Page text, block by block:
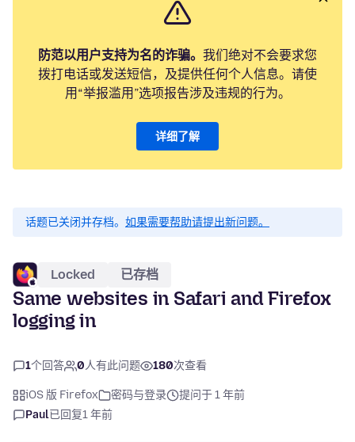
防范以用户支持为名的诈骗。 我们绝对不会要求您
拨打电话或发送短信，及提供任何个人信息。请使
用“举报滥用”选项报告涉及违规的行为。
详细了解
话题已关闭并存档。 如果需要帮助请提出新问题。
Locked 已存档
Same websites in Safari and Firefox
logging in
1个回答 0人有此问题 180次查看
iOS 版 Firefox 密码与登录
提问于 1 年前
Paul已回复1 年前